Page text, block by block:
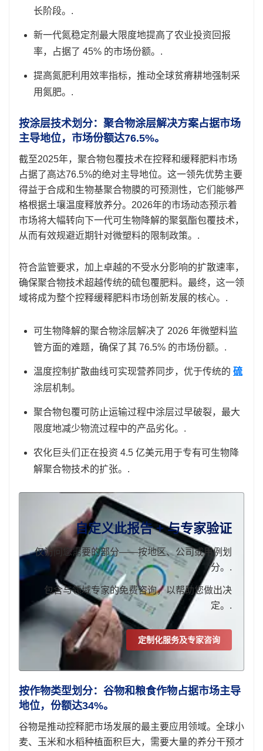
长阶段。.
新一代氮稳定剂最大限度地提高了农业投资回报
率，占据了 45% 的市场份额。.
提高氮肥利用效率指标，推动全球贫瘠耕地强制采
用氮肥。.
按涂层技术划分：聚合物涂层解决方案占据市场
主导地位，市场份额达76.5%。
截至2025年，聚合物包覆技术在控释和缓释肥料市场
占据了高达76.5%的绝对主导地位。这一领先优势主要
得益于合成和生物基聚合物膜的可预测性，它们能够严
格根据土壤温度释放养分。2026年的市场动态预示着
市场将大幅转向下一代可生物降解的聚氨酯包覆技术，
从而有效规避近期针对微塑料的限制政策。.
符合监管要求，加上卓越的不受水分影响的扩散速率，
确保聚合物技术超越传统的硫包覆肥料。最终，这一领
域将成为整个控释缓释肥料市场创新发展的核心。.
可生物降解的聚合物涂层解决了 2026 年微塑料监
管方面的难题，确保了其 76.5% 的市场份额。.
温度控制扩散曲线可实现营养同步，优于传统的 硫
涂层机制。
聚合物包覆可防止运输过程中涂层过早破裂，最大
限度地减少物流过程中的产品劣化。.
农化巨头们正在投资 4.5 亿美元用于专有可生物降
解聚合物技术的扩张。.
自定义此报告 + 与专家验证
仅访问您需要的部分——按地区、公司或用例划
分。.
包含与领域专家的免费咨询，以帮助您做出决
定。.
定制化服务及专家咨询
按作物类型划分：谷物和粮食作物占据市场主导
地位，份额达34%。
谷物是推动控释肥市场发展的最主要应用领域。全球小
麦、玉米和水稻种植面积巨大，需要大量的养分干预才